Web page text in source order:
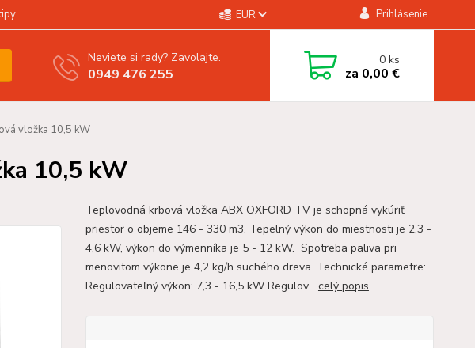
EUR Prihlásenie
Neviete si rady? Zavolajte.
0949 476 255
0ks
za 0,00 €
vložka 10,5 kW
10,5 kW
Teplovodná krbová vložka ABX OXFORD TV je schopná vykúriť
priestor o objeme 146 - 330 m3. Tepelný výkon do miestnosti je 2,3 -
4,6 kW, výkon do výmenníka je 5 - 12 kW. Spotreba paliva pri
menovitom výkone je 4,2 kg/h suchého dreva. Technické parametre:
Regulovateľný výkon: 7,3 - 16,5 kW Regulov... celý popis